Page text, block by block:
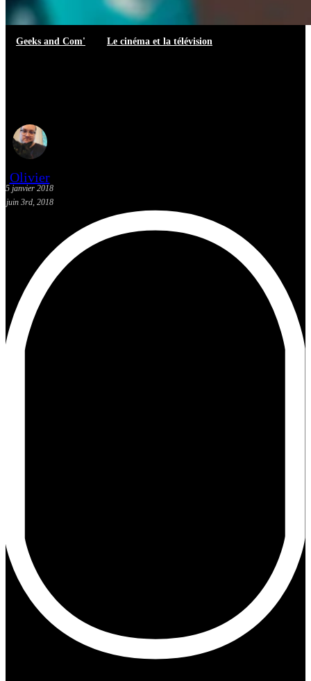
Geeks and Com' Le cinéma et la télévision
Olivier
5 janvier 2018
juin 3rd, 2018